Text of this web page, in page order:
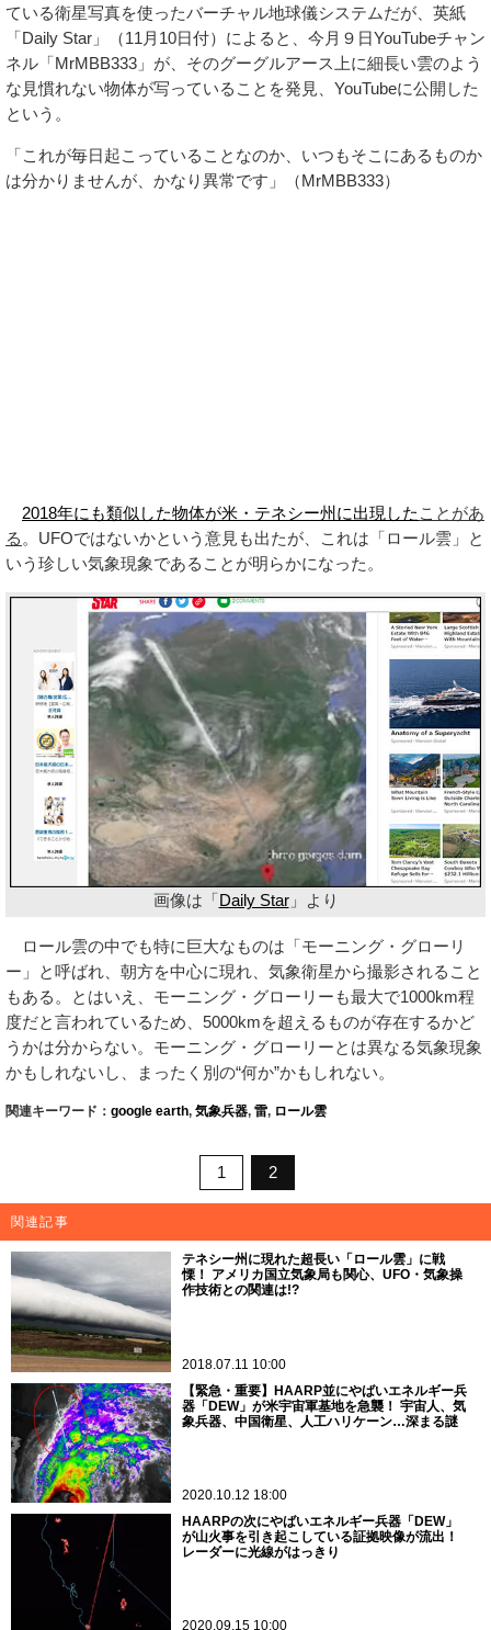
ている衛星写真を使ったバーチャル地球儀システムだが、英紙
「Daily Star」（11月10日付）によると、今月９日YouTubeチャン
ネル「MrMBB333」が、そのグーグルアース上に細長い雲のよう
な見慣れない物体が写っていることを発見、YouTubeに公開した
という。
「これが毎日起こっていることなのか、いつもそこにあるものか
は分かりませんが、かなり異常です」（MrMBB333）
2018年にも類似した物体が米・テネシー州に出現 した ことがあ
る 。UFOではないかという意見も出たが、これは「ロール雲」と
いう珍しい気象現象であることが明らかになった。
画像は「Daily Star」より
ロール雲の中でも特に巨大なものは「モーニング・グローリ
ー」と呼ばれ、朝方を中心に現れ、気象衛星から撮影されること
もある。とはいえ、モーニング・グローリーも最大で1000km程
度だと言われているため、5000kmを超えるものが存在するかど
うかは分からない。モーニング・グローリーとは異なる気象現象
かもしれないし、まったく別の“何か”かもしれない。
関連キーワード： google earth, 気象兵器, 雷, ロール雲
1 2
関連記事
テネシー州に現れた超長い「ロール雲」に戦
慄！ アメリカ国立気象局も関心、UFO・気象操
作技術との関連は!?
2018.07.11 10:00
【緊急・重要】HAARP並にやばいエネルギー兵
器「DEW」が米宇宙軍基地を急襲！ 宇宙人、気
象兵器、中国衛星、人工ハリケーン…深まる謎
2020.10.12 18:00
HAARPの次にやばいエネルギー兵器「DEW」
が山火事を引き起こしている証拠映像が流出！
レーダーに光線がはっきり
2020.09.15 10:00